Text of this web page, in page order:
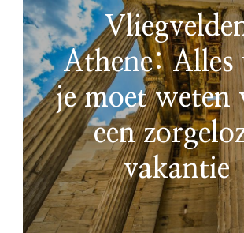
Athene: Alles
je moet weten
een
vakantie